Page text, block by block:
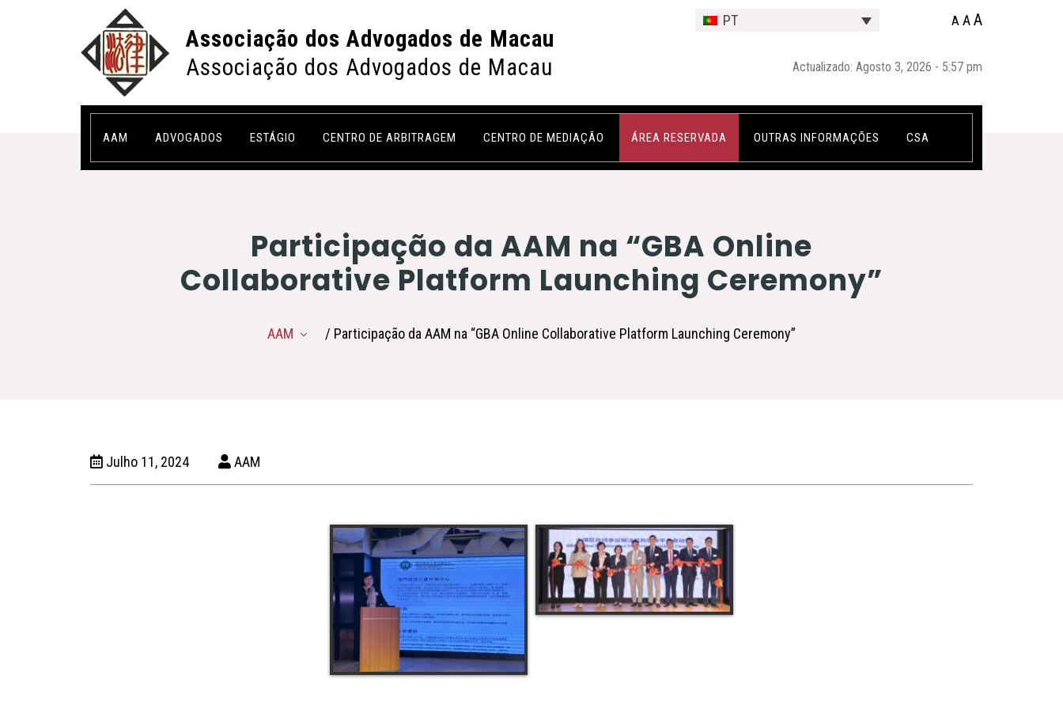
Associação dos Advogados de Macau
Associação dos Advogados de Macau
PT A AA
Actualizado: Agosto 3, 2026 - 5:57 pm
AAM ADVOGADOS ESTÁGIO CENTRO DE ARBITRAGEM CENTRO DE MEDIAÇÃO ÁREA RESERVADA OUTRAS INFORMAÇÕES CSA
Participação da AAM na “GBA Online
Collaborative Platform Launching Ceremony”
AAM / Participação da AAM na “GBA Online Collaborative Platform Launching Ceremony”
Julho 11, 2024 AAM